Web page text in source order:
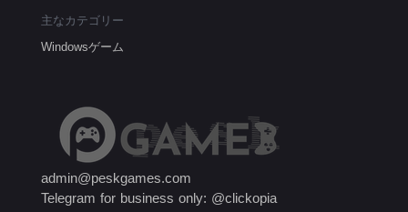
主なカテゴリー
Windowsゲーム
admin@peskgames.com
Telegram for business only: @clickopia